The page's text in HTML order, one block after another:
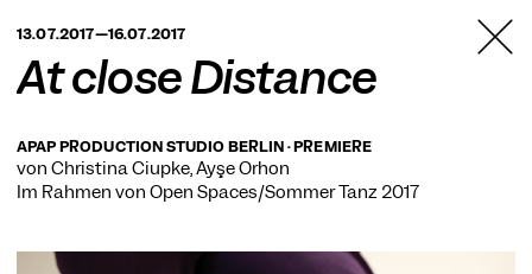
BERLIN
13.07.2017—16.07.2017
At close Distance
APAP PRODUCTION STUDIO BERLIN · PREMIERE
von Christina Ciupke, Ayşe Orhon
Im Rahmen von Open Spaces/Sommer Tanz 2017